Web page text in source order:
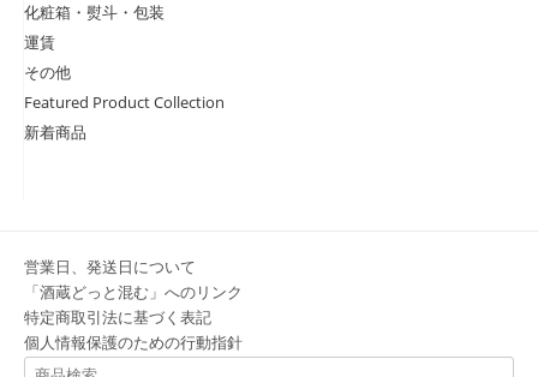
化粧箱・熨斗・包装
運賃
その他
Featured Product Collection
新着商品
営業日、発送日について
「酒蔵どっと混む」へのリンク
特定商取引法に基づく表記
個人情報保護のための行動指針
検